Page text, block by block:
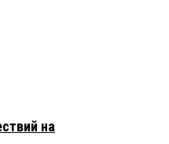
на